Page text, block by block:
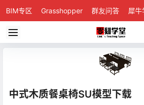
BIM专区 Grasshopper 群友问答 犀牛
中式木质餐桌椅SU模型下载